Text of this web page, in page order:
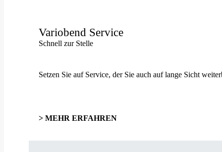
Variobend Service
Schnell zur Stelle
Setzen Sie auf Service, der Sie auch auf lange Sicht
> MEHR ERFAHREN